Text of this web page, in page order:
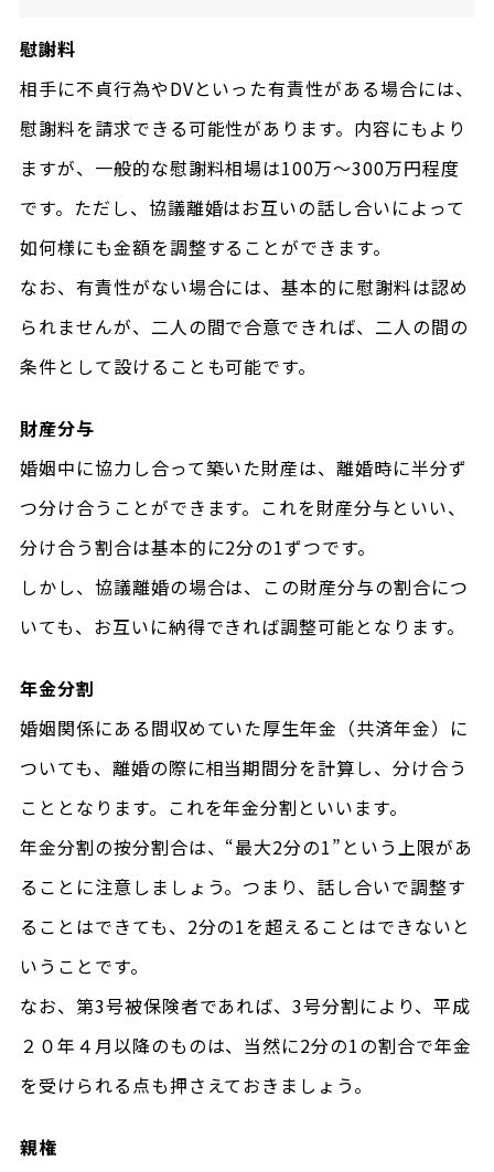
慰謝料
相手に不貞行為やDVといった有責性がある場合には、
慰謝料を請求できる可能性があります。内容にもより
ますが、一般的な慰謝料相場は100万～300万円程度
です。ただし、協議離婚はお互いの話し合いによって
如何様にも金額を調整することができます。
なお、有責性がない場合には、基本的に慰謝料は認め
られませんが、二人の間で合意できれば、二人の間の
条件として設けることも可能です。
財産分与
婚姻中に協力し合って築いた財産は、離婚時に半分ず
つ分け合うことができます。これを財産分与といい、
分け合う割合は基本的に2分の1ずつです。
しかし、協議離婚の場合は、この財産分与の割合につ
いても、お互いに納得できれば調整可能となります。
年金分割
婚姻関係にある間収めていた厚生年金（共済年金）に
ついても、離婚の際に相当期間分を計算し、分け合う
こととなります。これを年金分割といいます。
年金分割の按分割合は、“最大2分の1”という上限があ
ることに注意しましょう。つまり、話し合いで調整す
ることはできても、2分の1を超えることはできないと
いうことです。
なお、第3号被保険者であれば、3号分割により、平成
２０年４月以降のものは、当然に2分の1の割合で年金
を受けられる点も押さえておきましょう。
親権